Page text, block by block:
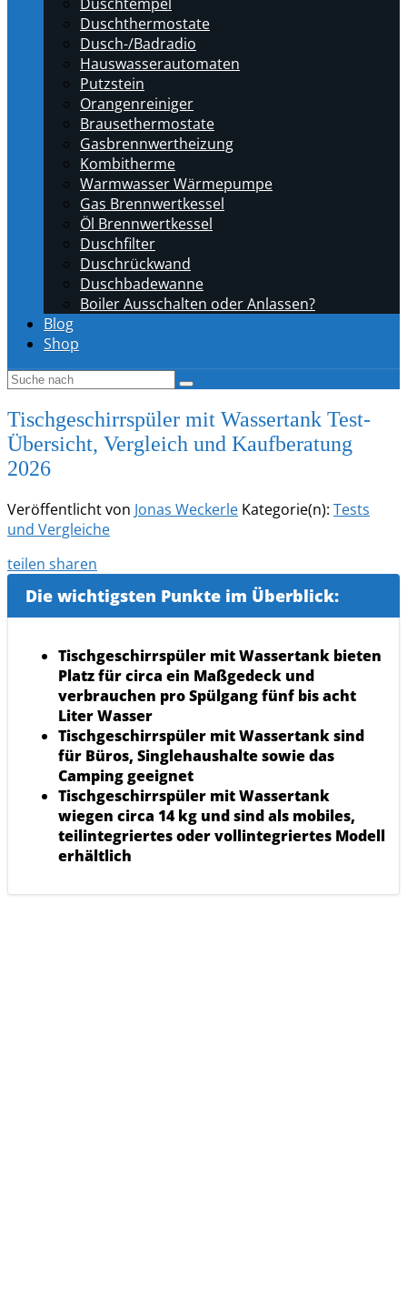
Duschthermostate
Dusch-/Badradio
Hauswasserautomaten
Putzstein
Orangenreiniger
Brausethermostate
Gasbrennwertheizung
Kombitherme
Warmwasser Wärmepumpe
Gas Brennwertkessel
Öl Brennwertkessel
Duschfilter
Duschrückwand
Duschbadewanne
Boiler Ausschalten oder Anlassen?
Blog
Shop
Tischgeschirrspüler mit Wassertank Test-
Übersicht, Vergleich und Kaufberatung
2026
Veröffentlicht von Jonas Weckerle Kategorie(n): Tests
und Vergleiche
teilen sharen
Die wichtigsten Punkte im Überblick:
Tischgeschirrspüler mit Wassertank bieten
Platz für circa ein Maßgedeck und
verbrauchen pro Spülgang fünf bis acht
Liter Wasser
Tischgeschirrspüler mit Wassertank sind
für Büros, Singlehaushalte sowie das
Camping geeignet
Tischgeschirrspüler mit Wassertank
wiegen circa 14 kg und sind als mobiles,
teilintegriertes oder vollintegriertes Modell
erhältlich